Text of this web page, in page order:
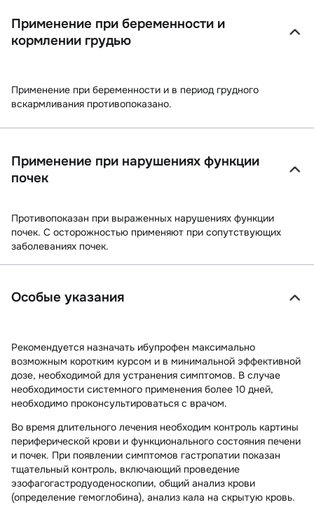
Применение при беременности и
кормлении грудью
Применение при беременности и в период грудного
вскармливания противопоказано.
Применение при нарушениях функции
почек
Противопоказан при выраженных нарушениях функции
почек. С осторожностью применяют при сопутствующих
заболеваниях почек.
Особые указания
Рекомендуется назначать ибупрофен максимально
возможным коротким курсом и в минимальной эффективной
дозе, необходимой для устранения симптомов. В случае
необходимости системного применения более 10 дней,
необходимо проконсультироваться с врачом.
Во время длительного лечения необходим контроль картины
периферической крови и функционального состояния печени
и почек. При появлении симптомов гастропатии показан
тщательный контроль, включающий проведение
эзофагогастродуоденоскопии, общий анализ крови
(определение гемоглобина), анализ кала на скрытую кровь.